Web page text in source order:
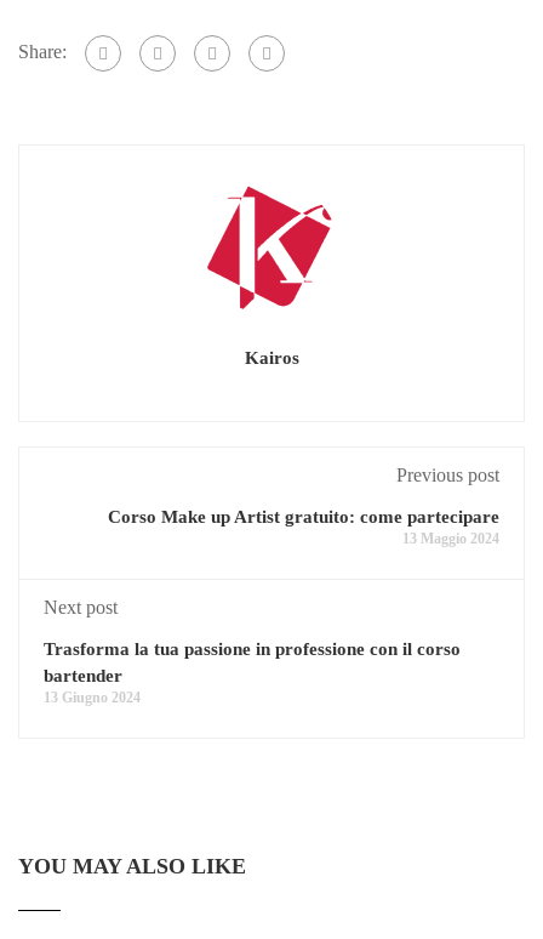
Share:
Kairos
Previous post
Corso Make up Artist gratuito: come partecipare
13 Maggio 2024
Next post
Trasforma la tua passione in professione con il corso
bartender
13 Giugno 2024
YOU MAY ALSO LIKE